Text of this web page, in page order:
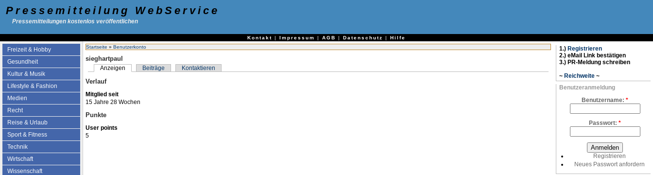
Pressemitteilung WebService
Pressemitteilungen kostenlos veröffentlichen
Kontakt | Impressum | AGB | Datenschutz | Hilfe
Freizeit & Hobby
Gesundheit
Kultur & Musik
Lifestyle & Fashion
Medien
Recht
Reise & Urlaub
Sport & Fitness
Technik
Wirtschaft
Wissenschaft
Startseite » Benutzerkonto
sieghartpaul
Anzeigen Beiträge Kontaktieren
Verlauf
Mitglied seit
15 Jahre 28 Wochen
Punkte
User points
5
1.) Registrieren
2.) eMail Link bestätigen
3.) PR-Meldung schreiben
~ Reichweite ~
Benutzeranmeldung
Benutzername: *
Passwort: *
Registrieren
Neues Passwort anfordern